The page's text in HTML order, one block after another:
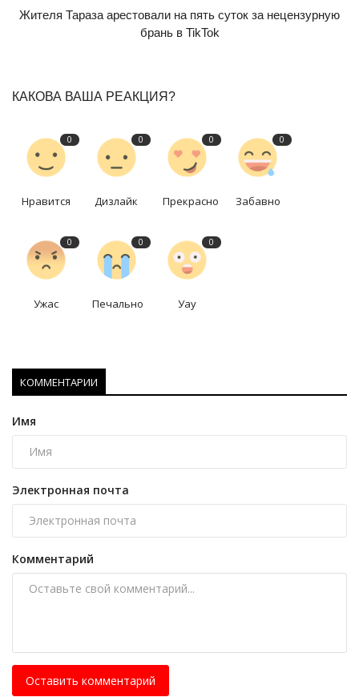
Жителя Тараза арестовали на пять суток за нецензурную
брань в TikTok
КАКОВА ВАША РЕАКЦИЯ?
0
Нравится
0
Дизлайк
0
Прекрасно
0
Забавно
0
Ужас
0
Печально
0
Уау
КОММЕНТАРИИ
Имя
Электронная почта
Комментарий
Оставить комментарий